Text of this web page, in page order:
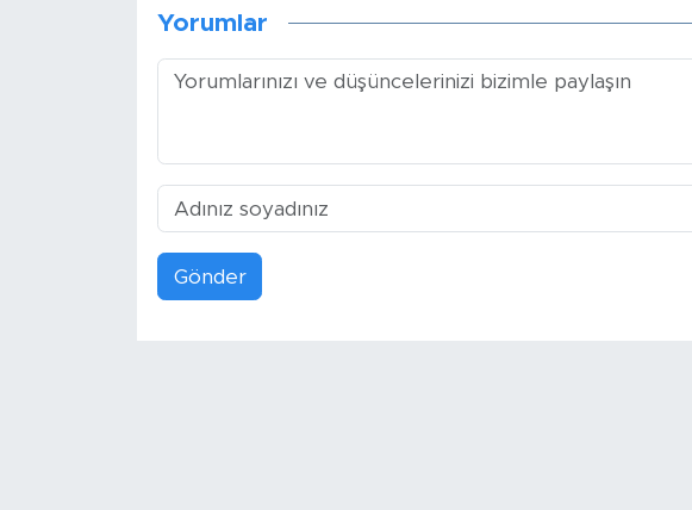
Yorumlar
Gönder